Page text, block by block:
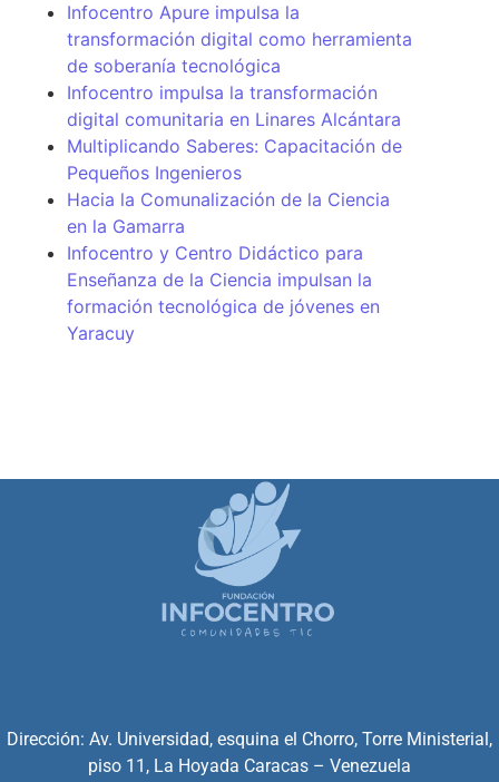
Infocentro Apure impulsa la
transformación digital como herramienta
de soberanía tecnológica
Infocentro impulsa la transformación
digital comunitaria en Linares Alcántara
Multiplicando Saberes: Capacitación de
Pequeños Ingenieros
Hacia la Comunalización de la Ciencia
en la Gamarra
Infocentro y Centro Didáctico para
Enseñanza de la Ciencia impulsan la
formación tecnológica de jóvenes en
Yaracuy
Dirección: Av. Universidad, esquina el Chorro, Torre Ministerial,
piso 11, La Hoyada Caracas – Venezuela